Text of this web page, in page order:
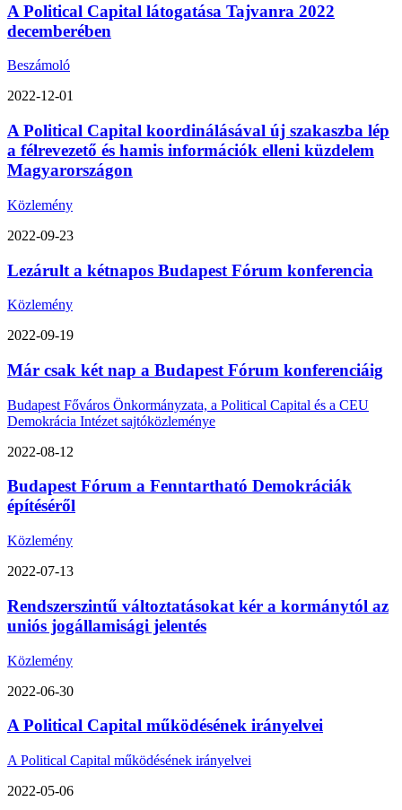
A Political Capital látogatása Tajvanra 2022
decemberében
Beszámoló
2022-12-01
A Political Capital koordinálásával új szakaszba lép
a félrevezető és hamis információk elleni küzdelem
Magyarországon
Közlemény
2022-09-23
Lezárult a kétnapos Budapest Fórum konferencia
Közlemény
2022-09-19
Már csak két nap a Budapest Fórum konferenciáig
Budapest Főváros Önkormányzata, a Political Capital és a CEU
Demokrácia Intézet sajtóközleménye
2022-08-12
Budapest Fórum a Fenntartható Demokráciák
építéséről
Közlemény
2022-07-13
Rendszerszintű változtatásokat kér a kormánytól az
uniós jogállamisági jelentés
Közlemény
2022-06-30
A Political Capital működésének irányelvei
A Political Capital működésének irányelvei
2022-05-06